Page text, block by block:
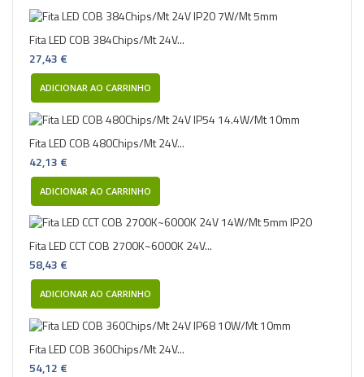
Fita LED COB 384Chips/Mt 24V...
27,43 €
ADICIONAR AO CARRINHO
Fita LED COB 480Chips/Mt 24V...
42,13 €
ADICIONAR AO CARRINHO
Fita LED CCT COB 2700K~6000K 24V...
58,43 €
ADICIONAR AO CARRINHO
Fita LED COB 360Chips/Mt 24V...
54,12 €